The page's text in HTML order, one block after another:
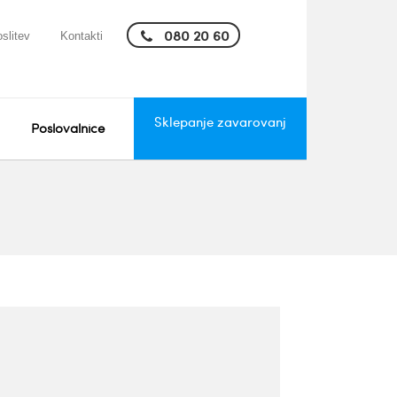
080 20 60
Sklepanje zavarovanj
Poslovalnice
Kontakti